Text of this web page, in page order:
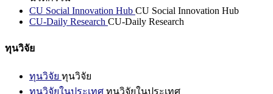
CU Social Innovation Hub CU Social Innovation Hub
CU-Daily Research CU-Daily Research
ทุนวิจัย
ทุนวิจัย ทุนวิจัย
ทุนวิจัยในประเทศ ทุนวิจัยในประเทศ